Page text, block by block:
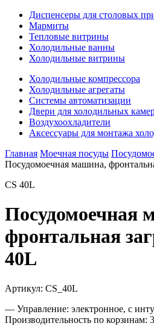
Диспенсеры для столовых
Мармиты
Тепловые витрины
Холодильные ванны
Холодильные витрины
Холодильные компрессора
Холодильные агрегаты
Системы автоматизации
Двери для холодильных
Воздухоохладители
Аксессуары для монтажа
Главная Моечная посуды
Посудомоечная машина,
CS 40L
Посудомоечная
фронтальная
40L
Артикул: CS_40L
— Управление: электронное, с
Производительность по корзинам: